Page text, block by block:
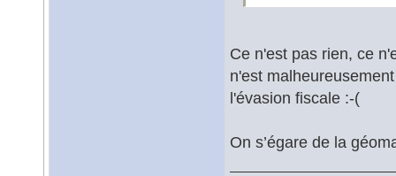
Ce n'est pas rien, ce
n'est
l'évasion fiscale :-(
On s’égare de la